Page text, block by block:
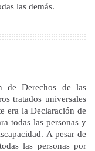
las demás.
de Derechos de las
tratados universales
era la Declaración de
todas las personas y
A pesar de
las personas por